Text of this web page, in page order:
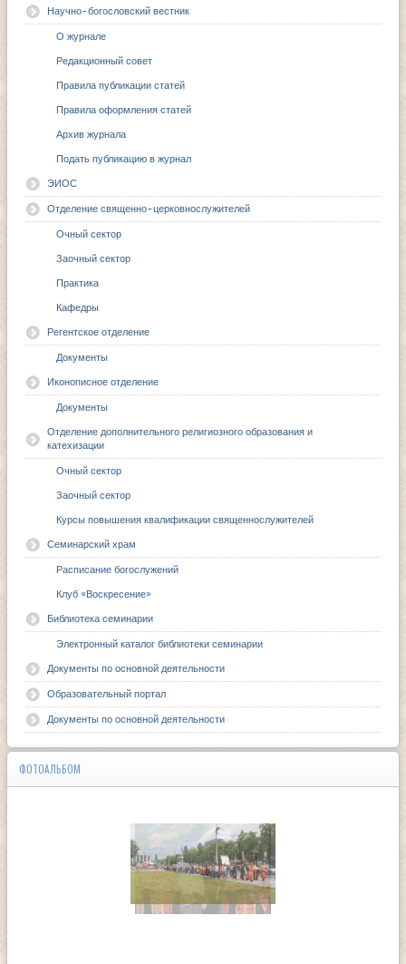
Научно-богословский вестник
О журнале
Редакционный совет
Правила публикации статей
Правила оформления статей
Архив журнала
Подать публикацию в журнал
ЭИОС
Отделение священно-церковнослужителей
Очный сектор
Заочный сектор
Практика
Кафедры
Регентское отделение
Документы
Иконописное отделение
Документы
Отделение дополнительного религиозного образования и
катехизации
Очный сектор
Заочный сектор
Курсы повышения квалификации священнослужителей
Семинарский храм
Расписание богослужений
Клуб «Воскресение»
Библиотека семинарии
Электронный каталог библиотеки семинарии
Документы по основной деятельности
Образовательный портал
Документы по основной деятельности
ФОТОАЛЬБОМ